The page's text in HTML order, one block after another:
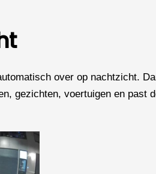
over op nachtzicht.
gezichten, voertuigen en past